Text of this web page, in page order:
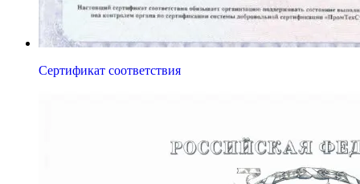
Сертификат соответствия